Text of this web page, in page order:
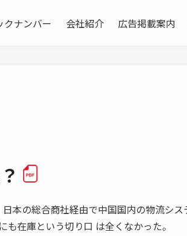
クナンバー 会社紹介 広告掲載案内
本の総合商社経由で中国国内の物流シス
在庫という切り口 は全くなかった。